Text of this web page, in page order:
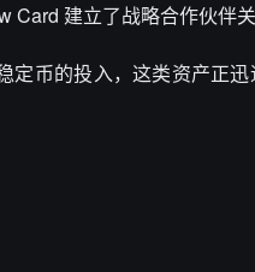
Card 建立了战略合作伙伴关
定币的投入，这类资产正